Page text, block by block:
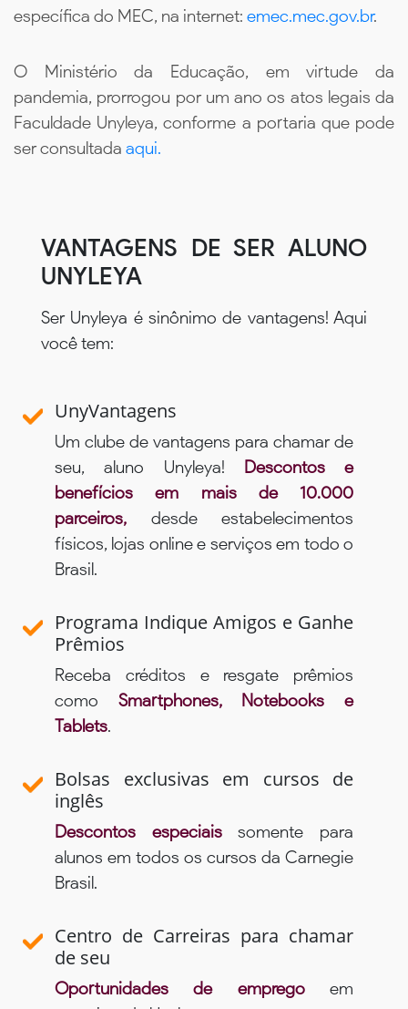
específica do MEC, na internet: emec.mec.gov.br.
O Ministério da Educação, em virtude da
pandemia, prorrogou por um ano os atos legais da
Faculdade Unyleya, conforme a portaria que pode
ser consultada aqui.
VANTAGENS DE SER ALUNO
UNYLEYA
Ser Unyleya é sinônimo de vantagens! Aqui
você tem:
UnyVantagens
Um clube de vantagens para chamar de
seu, aluno Unyleya! Descontos e
benefícios em mais de 10.000
parceiros, desde estabelecimentos
físicos, lojas online e serviços em todo o
Brasil.
Programa Indique Amigos e Ganhe
Prêmios
Receba créditos e resgate prêmios
como Smartphones, Notebooks e
Tablets.
Bolsas exclusivas em cursos de
inglês
Descontos especiaissomente para
alunos em todos os cursos da Carnegie
Brasil.
Centro de Carreiras para chamar
de seu
Oportunidades de empregoem